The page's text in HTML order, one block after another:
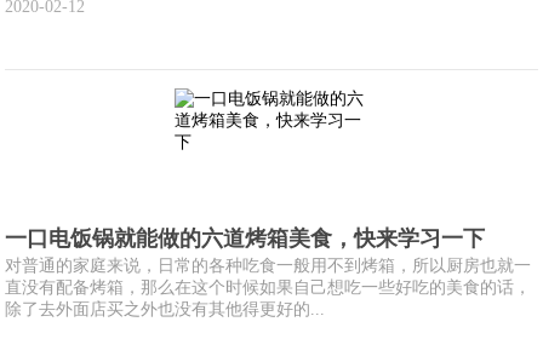
2020-02-12
一口电饭锅就能做的六道烤箱美食，快来学习一下
对普通的家庭来说，日常的各种吃食一般用不到烤箱，所以厨房也就一
直没有配备烤箱，那么在这个时候如果自己想吃一些好吃的美食的话，
除了去外面店买之外也没有其他得更好的...